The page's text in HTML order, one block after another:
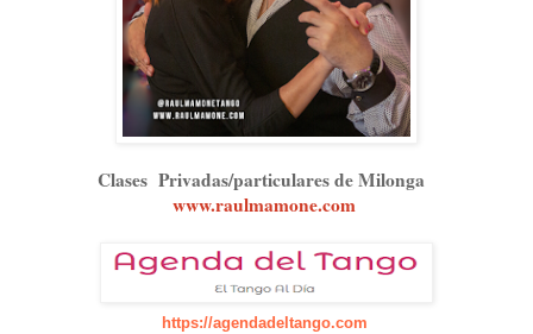
Clases Privadas/particulares de Milonga
www.raulmamone.com⁠
https://agendadeltango.com